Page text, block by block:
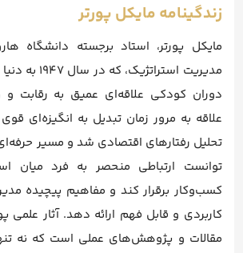
زندگینامه مایکل پورتر
مایکل پورتر، استاد برجسته دانشگاه
مدیریت
دوران کودکی علاقه‌ای عمیق به رقابت
علاقه به مرور زمان تبدیل به انگیزه‌ای
تحلیل رفتارهای اقتصادی شد و مسیر
توانست ارتباطی منحصر به فرد میان
کسب‌وکار برقرار کند و مفاهیم پیچیده
کاربردی و قابل فهم ارائه دهد. آثار علمی
مقالات و پژوهش‌های عملی است که نه